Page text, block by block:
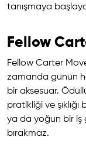
tanışmaya
Fellow
Fellow Carter
zamanda günün
bir aksesuar.
pratikliği ve
ya da yoğun bir iş
bırakmaz.